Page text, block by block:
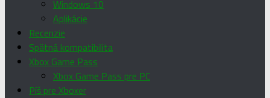
Windows 10
Aplikácie
Recenzie
Spätná kompatibilita
Xbox Game Pass
Xbox Game Pass pre PC
Píš pre Xboxer